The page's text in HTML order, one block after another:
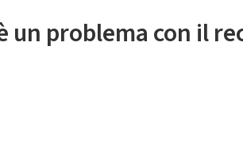
un problema con il